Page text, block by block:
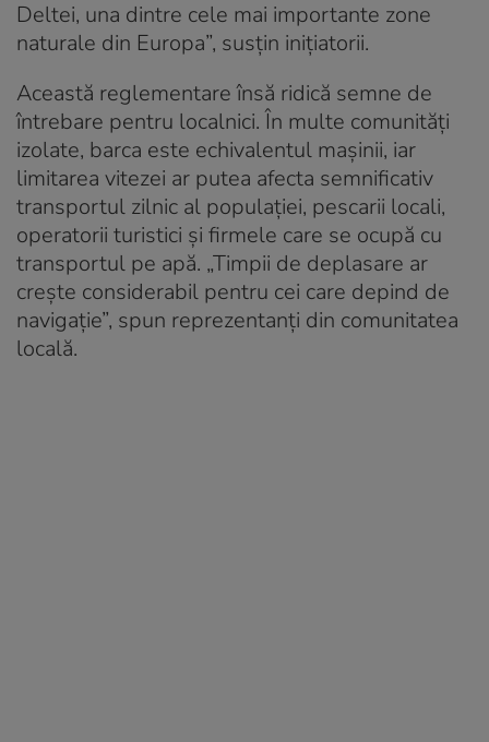
Deltei, una dintre cele mai importante zone
naturale din Europa”, susțin inițiatorii.
Această reglementare însă ridică semne de
întrebare pentru localnici. În multe comunități
izolate, barca este echivalentul mașinii, iar
limitarea vitezei ar putea afecta semnificativ
transportul zilnic al populației, pescarii locali,
operatorii turistici și firmele care se ocupă cu
transportul pe apă. „Timpii de deplasare ar
crește considerabil pentru cei care depind de
navigație”, spun reprezentanți din comunitatea
locală.